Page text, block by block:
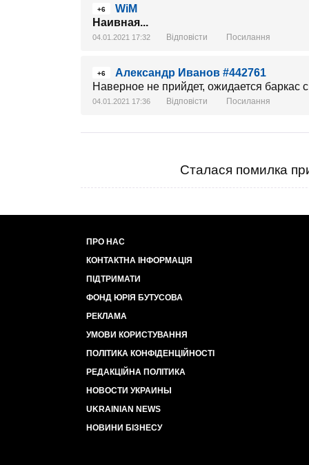
+6
WiM
Наивная...
04.01.2021 17:32 Відповісти Посилання
+6
Александр Иванов #442761
Наверное не прийдет, ожидается баркас
04.01.2021 17:36 Відповісти Посилання
Сталася помилка
ПРО НАС
КОНТАКТНА ІНФОРМАЦІЯ
ПІДТРИМАТИ
ФОНД ЮРІЯ БУТУСОВА
РЕКЛАМА
УМОВИ КОРИСТУВАННЯ
ПОЛІТИКА КОНФІДЕНЦІЙНОСТІ
РЕДАКЦІЙНА ПОЛІТИКА
НОВОСТИ УКРАИНЫ
UKRAINIAN NEWS
НОВИНИ БІЗНЕСУ